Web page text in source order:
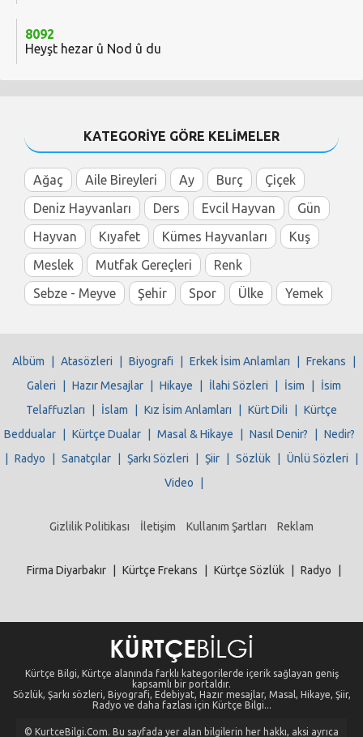
8092
Heyşt hezar û Nod û du
KATEGORİYE GÖRE KELİMELER
Ağaç Aile Bireyleri Ay Burç
Çiçek
Deniz Hayvanları
Ders Evcil Hayvan
Gün
Hayvan
Kıyafet Kümes Hayvanları
Kuş
Meslek
Mutfak Gereçleri
Renk
Sebze - Meyve
Şehir Spor Ülke Yemek
Albüm Atasözleri Biyografi Erkek İsim Anlamları Frekans
Galeri
Hazır Mesajlar Hikaye İlahi Sözleri İsim
İsim
Telaffuzları
İslam Kız İsim Anlamları Kürt Dili
Kürtçe
Beddualar
Kürtçe Dualar Masal & Hikaye Nasıl Denir?
Nedir?
Radyo Sanatçılar Şarkı Sözleri Şiir Sözlük Ünlü Sözleri
Video
Gizlilik Politikası İletişim Kullanım Şartları Reklam
Firma Diyarbakır Kürtçe Frekans Kürtçe Sözlük Radyo
Kürtçe Bilgi, Kürtçe alanında farklı kategorilerde içerik sağlayan geniş
kapsamlı bir portaldır.
Sözlük, Şarkı sözleri, Biyografi, Edebiyat, Hazır mesajlar, Masal, Hikaye, Şiir,
Radyo ve daha fazlası için Kürtçe Bilgi...
© KurtceBilgi.Com. Bu sayfada yer alan bilgilerin her hakkı, aksi ayrıca